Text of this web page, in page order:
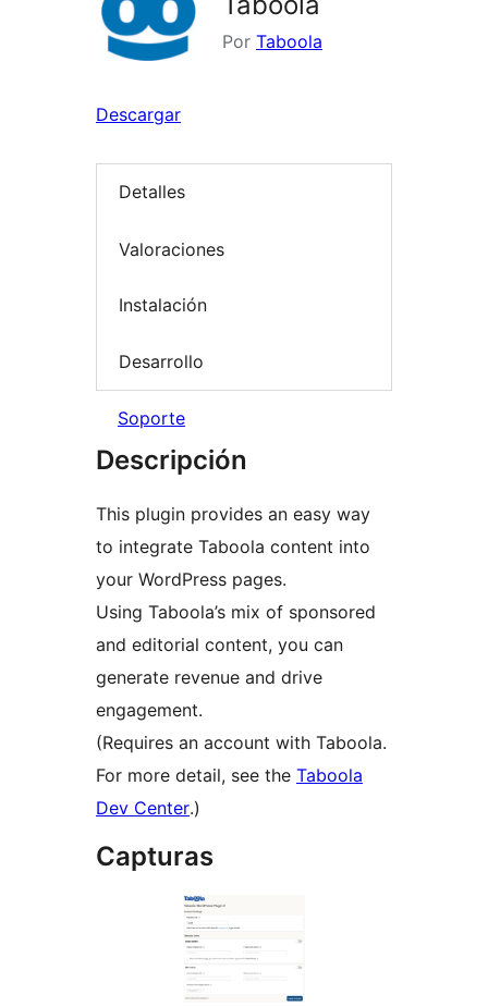
Por Taboola
Descargar
Detalles
Valoraciones
Instalación
Desarrollo
Soporte
Descripción
This plugin provides an easy way
to integrate Taboola content into
your WordPress pages.
Using Taboola’s mix of sponsored
and editorial content, you can
generate revenue and drive
engagement.
(Requires an account with Taboola.
For more detail, see the Taboola
Dev Center.)
Capturas